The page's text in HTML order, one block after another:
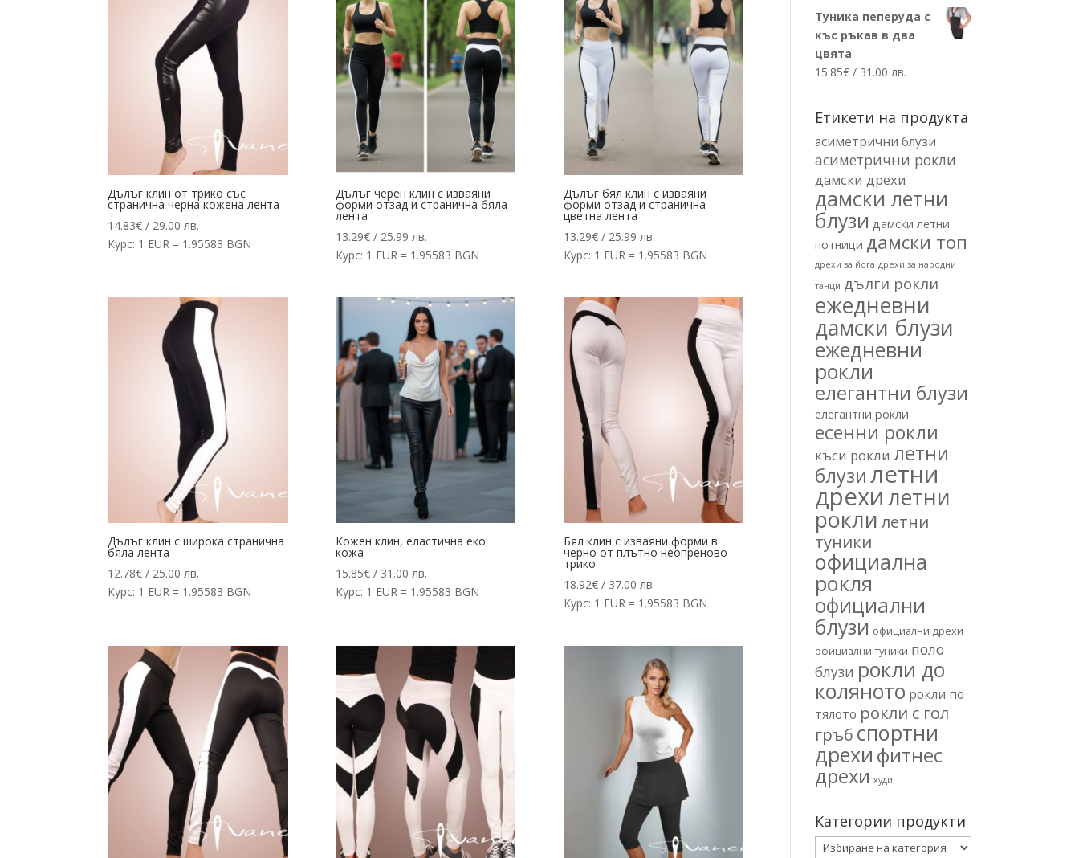
Дълъг клин от трико със
странична черна кожена лента
14.83€ / 29.00 лв.
Курс: 1 EUR = 1.95583 BGN
Дълъг черен клин с изваяни
форми отзад и странична бяла
лента
13.29€/ 25.99 лв.
Курс: 1 EUR = 1.95583 BGN
Дълъг бял клин с изваяни
форми отзад и странична
цветна лента
13.29€/ 25.99 лв.
Курс: 1 EUR = 1.95583 BGN
Дълъг клин с широка странична
бяла лента
12.78€ / 25.00 лв.
Курс: 1 EUR = 1.95583 BGN
Кожен клин, еластична еко
кожа
15.85€/ 31.00 лв.
Курс: 1 EUR = 1.95583 BGN
Бял клин с изваяни форми в
черно от плътно неопреново
трико
18.92€/ 37.00 лв.
Курс: 1 EUR = 1.95583 BGN
Туника пеперуда с
къс ръкав в два
цвята
15.85€ / 31.00 лв.
Етикети на продукта
асиметрични блузи
асиметрични рокли
дамски дрехи
дамски летни
блузи дамски летни
потници дамски топ
дрехи за йога дрехи за народни
танци дълги рокли
ежедневни
дамски блузи
ежедневни
рокли
елегантни блузи
елегантни рокли
есенни рокли
къси рокли летни
блузилетни
дрехилетни
рокли летни
туники
официална
рокля
официални
блузи официални дрехи
официални туники поло
блузи рокли до
коляното рокли по
тялото рокли с гол
гръб спортни
дрехи фитнес
дрехи худи
Категории продукти